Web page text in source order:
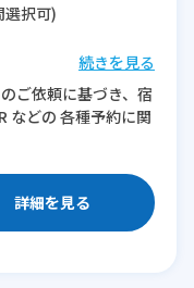
選択可)
続きを見る
ご依頼に基づき、宿
などの 各種予約に関
詳細を見る